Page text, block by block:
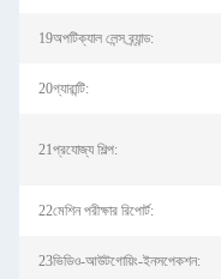
19অপটিক্যাল লেন্স ব্র্যান্ড:
20গ্যারান্টি:
21প্রযোজ্য শিল্প:
22মেশিন পরীক্ষার রিপোর্ট:
23ভিডিও-আউটগোয়িং-ইনসপেকশন: